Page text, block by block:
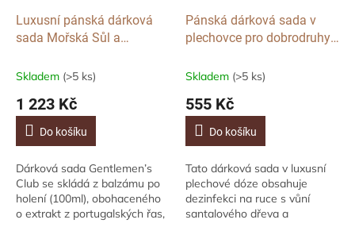
Luxusní pánská dárková
sada Mořská Sůl a
Skladem (>5 ks)
1 223 Kč
Do košíku
Dárková sada Gentlemen’s
Club se skládá z balzámu po
holení (100ml), obohaceného
o extrakt z portugalských řas,
Pánská dárková sada v
plechovce pro dobrodruhy
Skladem (>5 ks)
555 Kč
Do košíku
Tato dárková sada v luxusní
plechové dóze obsahuje
dezinfekci na ruce s vůní
santalového dřeva a